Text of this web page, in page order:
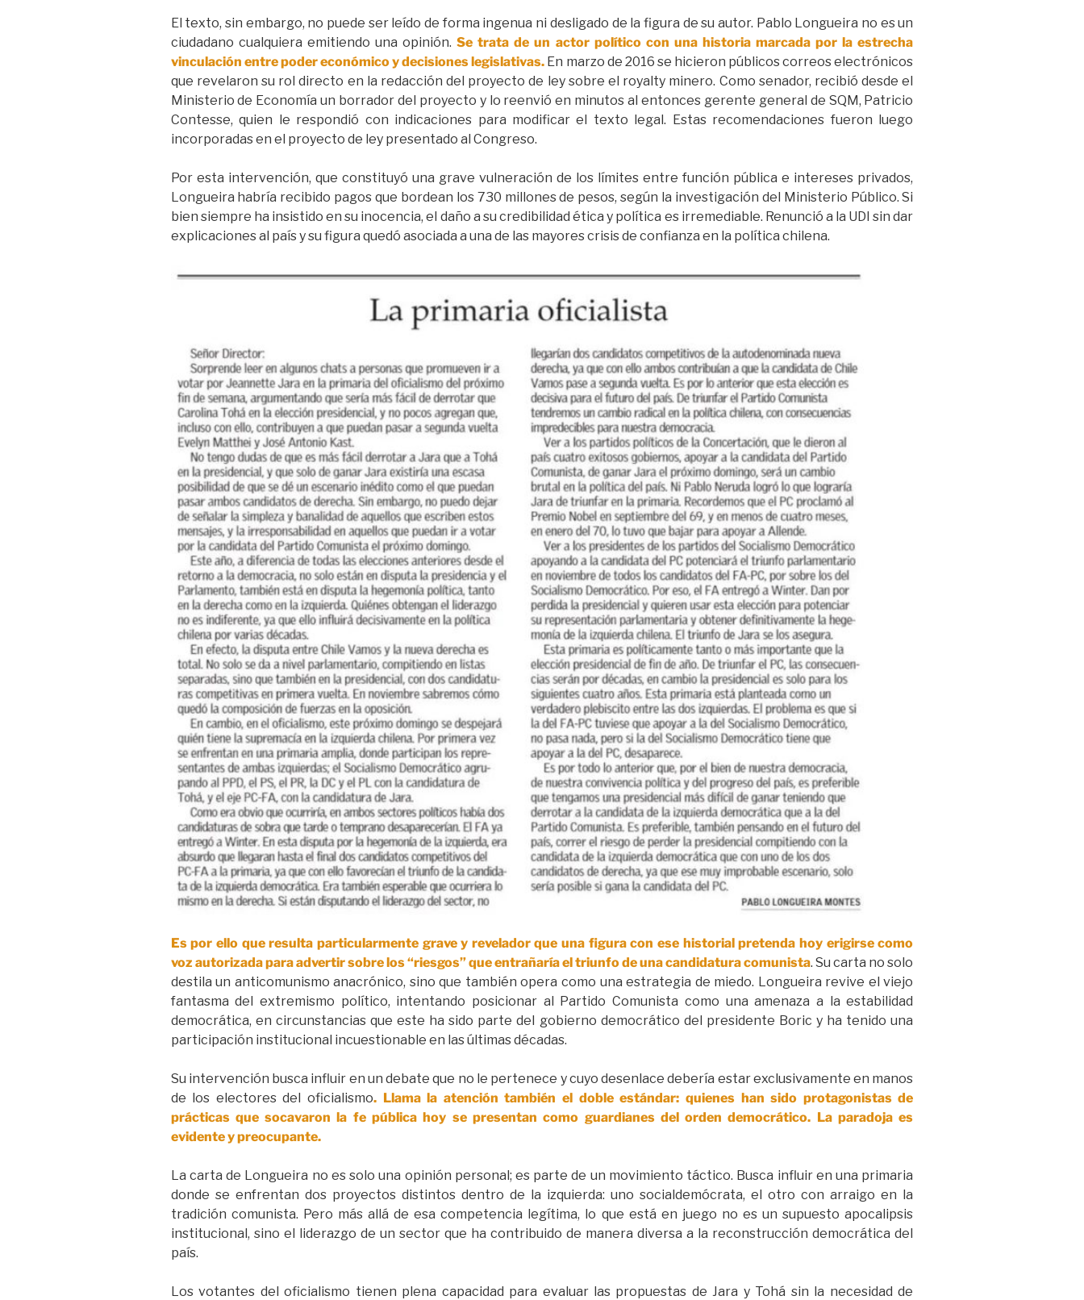
El texto, sin embargo, no puede ser leído de forma ingenua ni desligado de la figura de su autor. Pablo Longueira no es un
ciudadano cualquiera emitiendo una opinión.Se trata de un actor político con una historia marcada por la estrecha
vinculación entre poder económico y decisiones legislativas. En marzo de 2016 se hicieron públicos correos electrónicos
que revelaron su rol directo en la redacción del proyecto de ley sobre el royalty minero. Como senador, recibió desde el
Ministerio de Economía un borrador del proyecto y lo reenvió en minutos al entonces gerente general de SQM, Patricio
Contesse, quien le respondió con indicaciones para modificar el texto legal. Estas recomendaciones fueron luego
incorporadas en el proyecto de ley presentado al Congreso.
Por esta intervención, que constituyó una grave vulneración de los límites entre función pública e intereses privados,
Longueira habría recibido pagos que bordean los 730 millones de pesos, según la investigación del Ministerio Público. Si
bien siempre ha insistido en su inocencia, el daño a su credibilidad ética y política es irremediable. Renunció a la UDI sin dar
explicaciones al país y su figura quedó asociada a una de las mayores crisis de confianza en la política chilena.
Es por ello que resulta particularmente grave y revelador que una figura con ese historial pretenda hoy erigirse como
voz autorizada para advertir sobre los “riesgos” que entrañaría el triunfo de una candidatura comunista. Su carta no solo
destila un anticomunismo anacrónico, sino que también opera como una estrategia de miedo. Longueira revive el viejo
fantasma del extremismo político, intentando posicionar al Partido Comunista como una amenaza a la estabilidad
democrática, en circunstancias que este ha sido parte del gobierno democrático del presidente Boric y ha tenido una
participación institucional incuestionable en las últimas décadas.
Su intervención busca influir en un debate que no le pertenece y cuyo desenlace debería estar exclusivamente en manos
de los electores del oficialismo. Llama la atención también el doble estándar: quienes han sido protagonistas de
prácticas que socavaron la fe pública hoy se presentan como guardianes del orden democrático. La paradoja es
evidente y preocupante.
La carta de Longueira no es solo una opinión personal; es parte de un movimiento táctico. Busca influir en una primaria
donde se enfrentan dos proyectos distintos dentro de la izquierda: uno socialdemócrata, el otro con arraigo en la
tradición comunista. Pero más allá de esa competencia legítima, lo que está en juego no es un supuesto apocalipsis
institucional, sino el liderazgo de un sector que ha contribuido de manera diversa a la reconstrucción democrática del
país.
Los votantes del oficialismo tienen plena capacidad para evaluar las propuestas de Jara y Tohá sin la necesidad de